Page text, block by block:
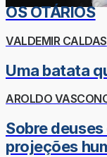
OS OTÁRIOS
VALDEMIR CALDAS
Uma batata
AROLDO
Sobre
projeções